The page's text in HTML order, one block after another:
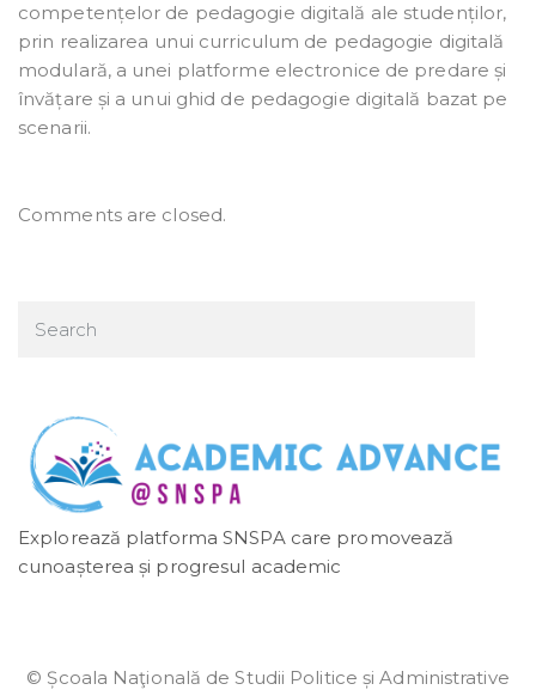
competențelor de pedagogie digitală ale studenților,
prin realizarea unui curriculum de pedagogie digitală
modulară, a unei platforme electronice de predare și
învățare și a unui ghid de pedagogie digitală bazat pe
scenarii.
Comments are closed.
Explorează platforma SNSPA care promovează
cunoașterea și progresul academic
© Școala Naţională de Studii Politice și Administrative